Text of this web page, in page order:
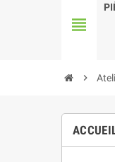
view_headline
chevron_right